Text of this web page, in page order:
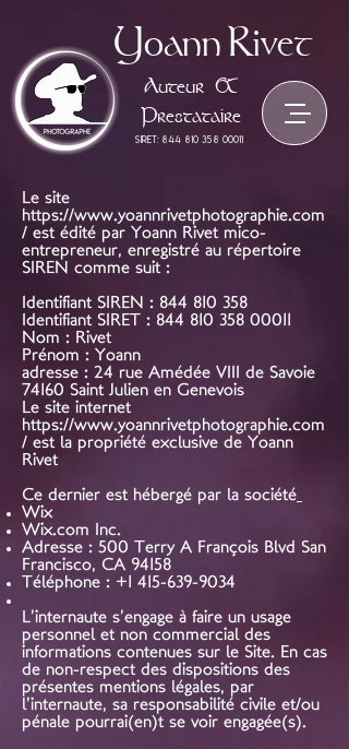
YoannRivet
Auteur &
Prestataire
siret: 844 810 358 00011
Le site
https://www.yoannrivetphotographie.com
/ est édité par Yoann Rivet mico-
entrepreneur, enregistré au répertoire
SIREN comme suit :
Identifiant SIREN : 844 810 358
Identifiant SIRET : 844 810 358 00011
Nom : Rivet
Prénom : Yoann
adresse : 24 rue Amédée VIII de Savoie
74160 Saint Julien en Genevois
Le site internet
https://www.yoannrivetphotographie.com
/ est la propriété exclusive de Yoann
Rivet
Ce dernier est hébergé par la société
Wix
Wix.com Inc.
Adresse : 500 Terry A François Blvd San
Francisco, CA 94158
Téléphone : +1 415-639-9034
L’internaute s’engage à faire un usage
personnel et non commercial des
informations contenues sur le Site. En cas
de non-respect des dispositions des
présentes mentions légales, par
l’internaute, sa responsabilité civile et/ou
pénale pourrai(en)t se voir engagée(s).